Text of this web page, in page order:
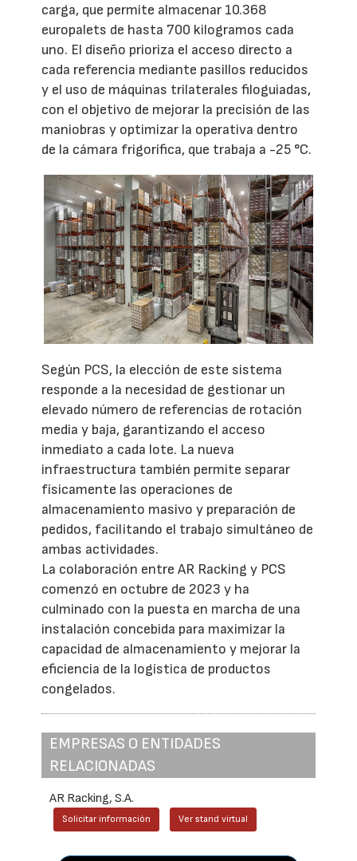
carga, que permite almacenar 10.368
europalets de hasta 700 kilogramos cada
uno. El diseño prioriza el acceso directo a
cada referencia mediante pasillos reducidos
y el uso de máquinas trilaterales filoguiadas,
con el objetivo de mejorar la precisión de las
maniobras y optimizar la operativa dentro
de la cámara frigorífica, que trabaja a -25 °C.
Según PCS, la elección de este sistema
responde a la necesidad de gestionar un
elevado número de referencias de rotación
media y baja, garantizando el acceso
inmediato a cada lote. La nueva
infraestructura también permite separar
físicamente las operaciones de
almacenamiento masivo y preparación de
pedidos, facilitando el trabajo simultáneo de
ambas actividades.
La colaboración entre AR Racking y PCS
comenzó en octubre de 2023 y ha
culminado con la puesta en marcha de una
instalación concebida para maximizar la
capacidad de almacenamiento y mejorar la
eficiencia de la logística de productos
congelados.
EMPRESAS O ENTIDADES
RELACIONADAS
AR Racking, S.A.
Solicitar información Ver stand virtual